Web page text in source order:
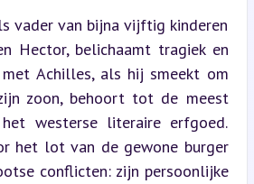
vader van bijna vijftig kinderen
Hector, belichaamt tragiek en
met Achilles, als hij smeekt om
zoon, behoort tot de meest
westerse literaire erfgoed.
het lot van de gewone burger
conflicten: zijn persoonlijke